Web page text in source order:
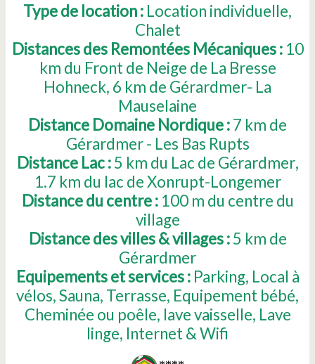
Type de location : Location individuelle
Chalet
Distances des Remontées Mécaniques : 10
km du Front de Neige de La Bresse
Hohneck 6 km de Gérardmer- La
Mauselaine
Distance Domaine Nordique :7 km de
Gérardmer - Les Bas Rupts
Distance Lac : 5 km du Lac de Gérardmer
1.7 km du lac de Xonrupt-Longemer
Distance du centre : 100 m du centre du
village
Distance des villes & villages : 5 km de
Gérardmer
Equipements et services : Parking Local à
vélos Sauna Terrasse Equipement bébé
Cheminée ou poêle lave vaisselle Lave
linge Internet & Wifi